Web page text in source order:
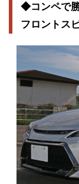
◆コンペで
フロントス